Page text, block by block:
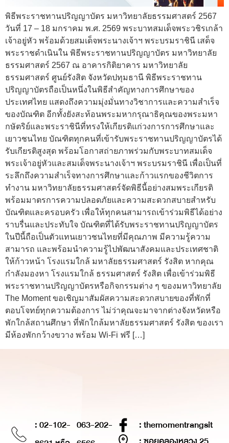
พิธีพระราชทานปริญญาบัตร มหาวิทยาลัยธรรมศาสตร์ 2567
วันที่ 17 – 18 มกราคม พ.ศ. 2569 พระบาทสมเด็จพระวชิรเกล้า
เจ้าอยู่หัว พร้อมด้วยสมเด็จพระนางเจ้าฯ พระบรมราชินี เสด็จ
พระราชดำเนินใน พิธีพระราชทานปริญญาบัตร มหาวิทยาลัย
ธรรมศาสตร์ 2567 ณ อาคารกิติยาคาร มหาวิทยาลัย
ธรรมศาสตร์ ศูนย์รังสิต จังหวัดปทุมธานี พิธีพระราชทาน
ปริญญาบัตรถือเป็นหนึ่งในพิธีสำคัญทางการศึกษาของ
ประเทศไทย แสดงถึงความมุ่งมั่นทางวิชาการและความสำเร็จ
ของบัณฑิต อีกทั้งยังสะท้อนพระมหากรุณาธิคุณของพระมหา
กษัตริย์และพระราชินีที่ทรงให้เกียรติแก่วงการการศึกษาและ
เยาวชนไทย บัณฑิตทุกคนที่เข้ารับพระราชทานปริญญาบัตรได้
รับเกียรติสูงสุด พร้อมโอกาสถ่ายภาพร่วมกับพระบาทสมเด็จ
พระเจ้าอยู่หัวและสมเด็จพระนางเจ้าฯ พระบรมราชินี เพื่อเป็นที่
ระลึกถึงความสำเร็จทางการศึกษาและก้าวแรกของชีวิตการ
ทำงาน มหาวิทยาลัยธรรมศาสตร์จัดพิธีนี้อย่างสมพระเกียรติ
พร้อมมาตรการความปลอดภัยและความสะดวกสบายสำหรับ
บัณฑิตและครอบครัว เพื่อให้ทุกคนสามารถเข้าร่วมพิธีได้อย่าง
ราบรื่นและประทับใจ บัณฑิตที่ได้รับพระราชทานปริญญาบัตร
ในปีนี้ถือเป็นตัวแทนเยาวชนไทยที่มีคุณภาพ มีความรู้ความ
สามารถ และพร้อมนำความรู้ไปพัฒนาสังคมและประเทศชาติ
ให้ก้าวหน้า โรงแรมใกล้ มหาลัยธรรมศาสตร์ รังสิต หากคุณ
กำลังมองหา โรงแรมใกล้ ธรรมศาสตร์ รังสิต เพื่อเข้าร่วมพิธี
พระราชทานปริญญาบัตรหรือกิจกรรมต่าง ๆ ของมหาวิทยาลัย
The Moment ขอเชิญมาสัมผัสความสะดวกสบายของที่พักที่
ตอบโจทย์ทุกความต้องการ ไม่ว่าคุณจะมาจากต่างจังหวัดหรือ
พักใกล้สถานศึกษา ที่พักใกล้มหาลัยธรรมศาสตร์ รังสิต ของเรา
มีห้องพักกว้างขวาง พร้อม Wi-Fi ฟรี […]
: 02-102- 063-202-
: themomentrangsit